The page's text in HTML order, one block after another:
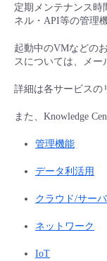
すべてのメ
サポート
■ セットアップ
- 新規お申し込
- 初期設定・確
- ユーザー機能
- 登録情報の管理
- APIリファレ
■ 基本構築ガイド
- マルチクラウ
- ITインフラス
- その他
定期メンテ
販売パートナ
脱炭素化
定期メンテナンス時
ネル・API等の管理
起動中のVMなどの
スについては、メー
詳細は各サービスの
また、Knowledge
管理機能
データ利活用
クラウド/サー
ネットワーク
IoT